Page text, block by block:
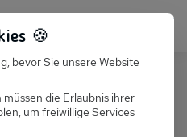
899 050
Meerblick in
🍪
bevor Sie unsere Website
die Erlaubnis ihrer
um freiwillige Services